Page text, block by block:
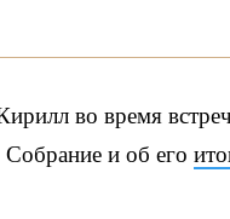
во время
и об его